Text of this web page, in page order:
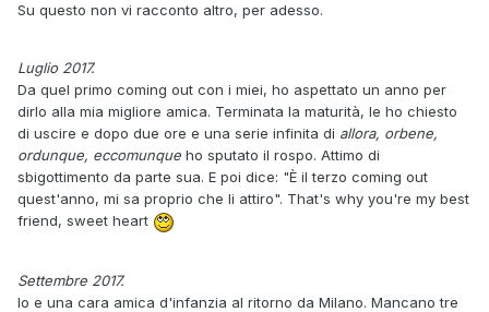
Su questo non vi racconto altro, per adesso.
Luglio 2017.
Da quel primo coming out con i miei, ho aspettato un anno per
dirlo alla mia migliore amica. Terminata la maturità, le ho chiesto
di uscire e dopo due ore e una serie infinita di allora, orbene,
ordunque, eccomunque ho sputato il rospo. Attimo di
sbigottimento da parte sua. E poi dice: "È il terzo coming out
quest'anno, mi sa proprio che li attiro". That's why you're my best
friend, sweet heart
Settembre 2017.
Io e una cara amica d'infanzia al ritorno da Milano. Mancano tre